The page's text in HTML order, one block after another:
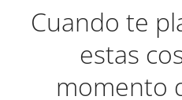
Cuando te
estas
momento